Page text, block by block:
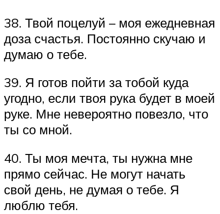
38. Твой поцелуй – моя ежедневная
доза счастья. Постоянно скучаю и
думаю о тебе.
39. Я готов пойти за тобой куда
угодно, если твоя рука будет в моей
руке. Мне невероятно повезло, что
ты со мной.
40. Ты моя мечта, ты нужна мне
прямо сейчас. Не могут начать
свой день, не думая о тебе. Я
люблю тебя.